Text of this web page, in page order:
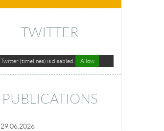
TWITTER
Twitter (timelines) is disabled. Allow
PUBLICATIONS
29.06.2026